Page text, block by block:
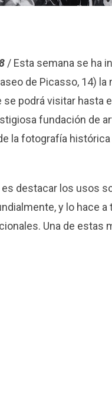
/ Esta semana se ha
de Picasso, 14) la
se podrá visitar hasta
fundación de
la fotografía
destacar los usos
y lo hace a
Una de estas